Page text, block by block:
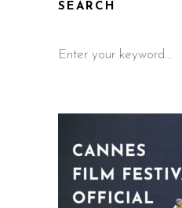
SEARCH